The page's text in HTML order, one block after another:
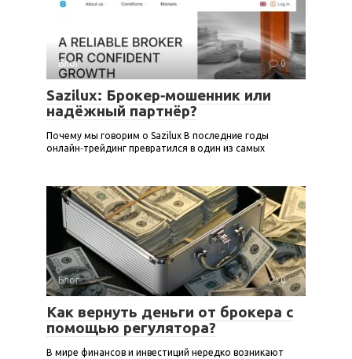
Блог 0
Sazilux: Брокер‑мошенник или
надёжный партнёр?
Почему мы говорим о Sazilux В последние годы
онлайн‑трейдинг превратился в один из самых
Блог 0
Как вернуть деньги от брокера с
помощью регулятора?
В мире финансов и инвестиций нередко возникают